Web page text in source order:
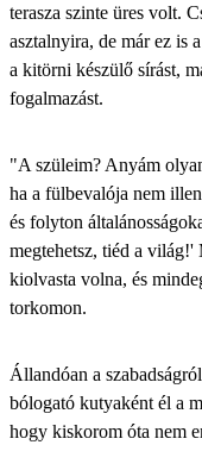
terasza szinte üres volt.
asztalnyira, de már ez is
a kitörni készülő sírást,
fogalmazást.
"A szüleim? Anyám
ha a fülbevalója nem
és folyton
megtehetsz, tiéd a világ!'
kiolvasta volna, és
torkomon.
Állandóan a
bólogató kutyaként él a
hogy kiskorom óta nem